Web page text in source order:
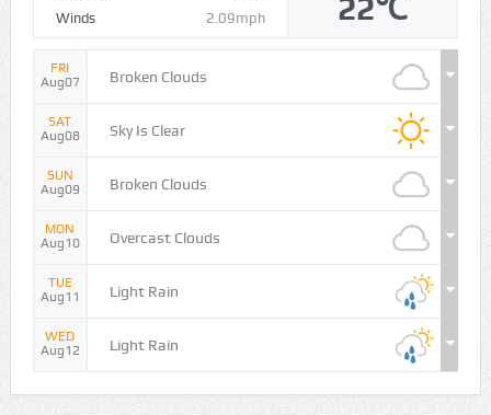
Winds
2.09mph 22℃
FRI
Aug07
Broken Clouds
SAT
Aug08
Sky Is Clear
SUN
Aug09
Broken Clouds
MON
Aug10
Overcast Clouds
TUE
Aug11
Light Rain
WED
Aug12
Light Rain